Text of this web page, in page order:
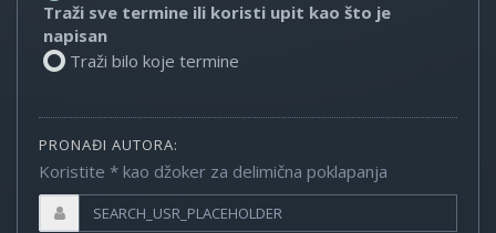
Traži sve termine ili koristi upit kao što je
napisan
Traži bilo koje termine
PRONAĐI AUTORA:
Koristite * kao džoker za delimična poklapanja